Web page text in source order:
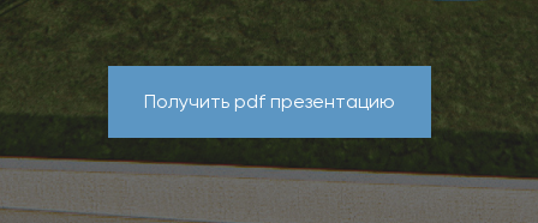
Получить pdf презентацию